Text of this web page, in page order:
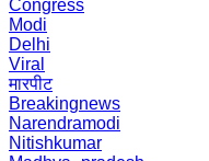
Congress
Modi
Delhi
Viral
मारपीट
Breakingnews
Narendramodi
Nitishkumar